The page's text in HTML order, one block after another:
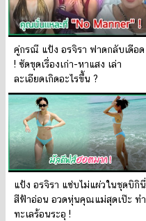
คู่กรณี แป้ง อรจิรา ฟาดกลับเดือด
! ซัดขุดเรื่องเก่า-หาแสง เล่า
ละเอียดเกิดอะไรขึ้น ?
แป้ง อรจิรา แซ่บไม่แผ่วในชุดบิกินี่
สีฟ้าอ่อน อวดหุ่นคุณแม่สุดเป๊ะ ทำ
ทะเลร้อนระอุ !